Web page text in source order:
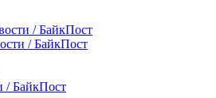
/ БайкПост
/ БайкПост
/ БайкПост